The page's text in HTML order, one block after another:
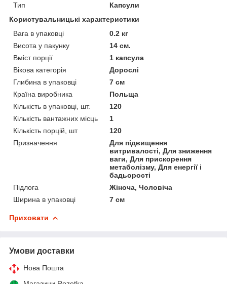
Тип
Капсули
Користувальницькі характеристики
Вага в упаковці
0.2 кг
Висота у пакунку
14 см.
Вміст порції
1 капсула
Вікова категорія
Дорослі
Глибина в упаковці
7 см
Країна виробника
Польща
Кількість в упаковці, шт.
120
Кількість вантажних місць
1
Кількість порцій, шт
120
Призначення
Для підвищення
витривалості, Для зниження
ваги, Для прискорення
метаболізму, Для енергії і
бадьорості
Підлога
Жіноча, Чоловіча
Ширина в упаковці
7 см
Приховати
Умови доставки
Нова Пошта